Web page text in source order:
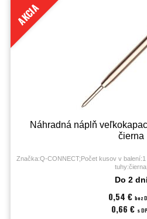
AKCIA
Náhradná náplň
čierna
Značka:Q-CONNECT;Počet kusov v
tuhy:čierna;
Do 2
0,54 € bez
0,66 € s